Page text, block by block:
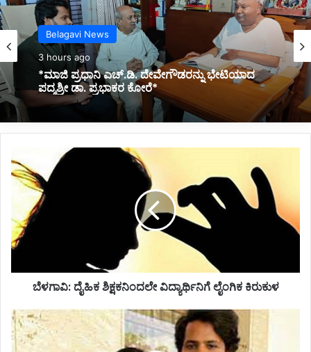
Kannada News
3 hours ago
*2025 ರಲ್ಲಿ ಪ್ರಧಾನಮಂತ್ರಿ ಅವರ ವಿದೇಶಕ್ಕೆ ತಗುಲಿದ
ಒಟ್ಟು ವೆಚ್ಚ ಎಷ್ಟು ಗೋತ್ತಾ..?*
ಳ
ಗಾ
ದೈ
ಹಿ
ಶಿ
ಕ
ನಿಂ
ಬೆಳಗಾವಿ: ದೈಹಿಕ ಶಿಕ್ಷಕನಿಂದಲೇ ವಿದ್ಯಾರ್ಥಿನಿಗೆ ಲೈಂಗಿಕ ಕಿರುಕುಳ
ನಿ
ಖಿ
ಲ್